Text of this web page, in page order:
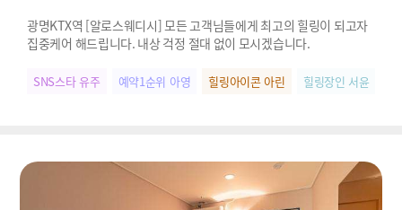
광명KTX역 [알로스웨디시] 모든 고객님들에게 최고의 힐링이 되고자
집중케어 해드립니다. 내상 걱정 절대 없이 모시겠습니다.
SNS스타 유주 예약1순위 아영 힐링아이콘 아린 힐링장인 서윤